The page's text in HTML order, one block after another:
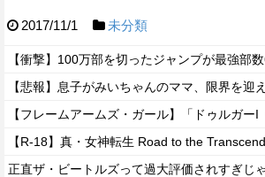
2017/11/1 未分類
正直ザ・ビートルズって過大評価されすぎじ